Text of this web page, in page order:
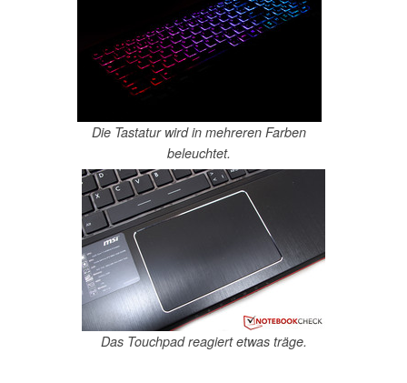
Die Tastatur wird in mehreren Farben
beleuchtet.
Das Touchpad reagiert etwas träge.